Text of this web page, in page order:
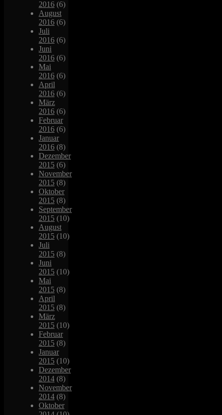
2016 (6)
August
2016 (6)
Juli
2016 (6)
Juni
2016 (6)
Mai
2016 (6)
April
2016 (6)
März
2016 (6)
Februar
2016 (6)
Januar
2016 (8)
Dezember
2015 (6)
November
2015 (8)
Oktober
2015 (8)
September
2015 (10)
August
2015 (10)
Juli
2015 (8)
Juni
2015 (10)
Mai
2015 (8)
April
2015 (8)
März
2015 (10)
Februar
2015 (8)
Januar
2015 (10)
Dezember
2014 (8)
November
2014 (8)
Oktober